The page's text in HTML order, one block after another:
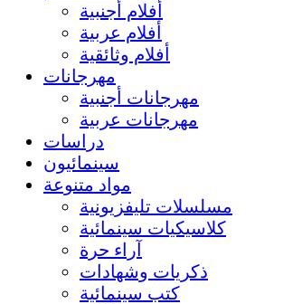
أفلام أجنبية
أفلام عربية
أفلام وثائقية
مهرجانات
مهرجانات أجنبية
مهرجانات عربية
دراسات
سينمائيون
مواد متنوعة
مسلسلات تليفزيونية
كلاسيكيات سينمائية
آراء حرة
ذكريات وشهادات
كتب سينمائية